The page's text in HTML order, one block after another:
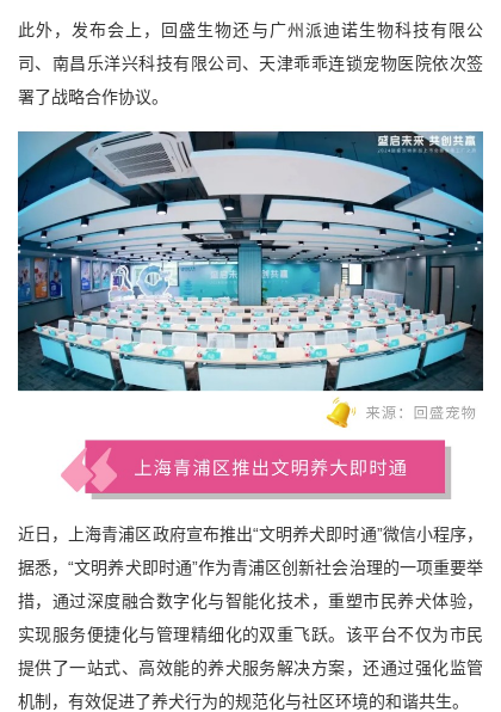
此外，发布会上，回盛生物还与广州派迪诺生物科技有限公
司、南昌乐洋兴科技有限公司、天津乖乖连锁宠物医院依次签
署了战略合作协议。
近日，上海青浦区政府宣布推出“文明养犬即时通”微信小程序，
据悉，“文明养犬即时通”作为青浦区创新社会治理的一项重要举
措，通过深度融合数字化与智能化技术，重塑市民养犬体验，
实现服务便捷化与管理精细化的双重飞跃。该平台不仅为市民
提供了一站式、高效能的养犬服务解决方案，还通过强化监管
机制，有效促进了养犬行为的规范化与社区环境的和谐共生。